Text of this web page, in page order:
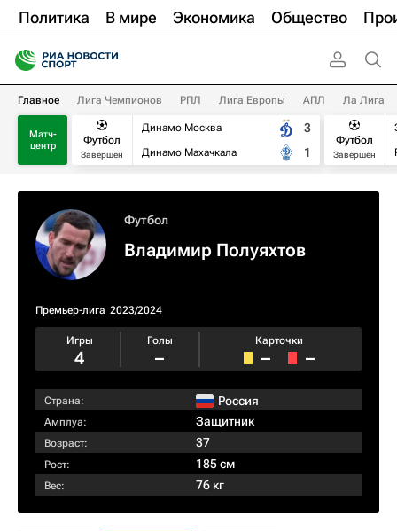
Политика В мире Экономика Общество
Главное Лига Чемпионов РПЛ Лига Европы АПЛ Ла Лига
Матч-
центр
Футбол
Завершен
Динамо Москва
Динамо Махачкала
3
1
Футбол
Завершен
Футбол
Владимир Полуяхтов
Премьер-лига 2023/2024
Игры
4
Голы
–
Карточки
– –
Страна: Россия
Амплуа: Защитник
Возраст: 37
Рост: 185 см
Вес: 76 кг